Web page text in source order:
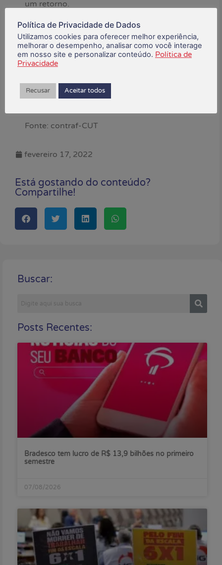
um retorno.
PDV
O Itaú anunciou nesta quinta-feira (17) a
abertura de Programa de Desligamento
banco divulgará as regras de elegibilidade ao
PDV e o que é oferecido aos trabalhadores
Fonte: contraf-CUT
fevereiro 17, 2022
Está gostando do conteúdo?
Compartilhe!
Buscar:
Posts Recentes:
Bradesco tem lucro de R$ 13,9 bilhões no primeiro
semestre
07/08/2026
Política de Privacidade de Dados
Utilizamos cookies para oferecer melhor experiência,
melhorar o desempenho, analisar como você interage
em nosso site e personalizar conteúdo. Política de
Privacidade
Recusar Aceitar todos